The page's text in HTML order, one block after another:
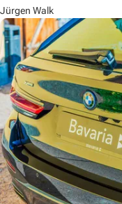
Jürgen Walk